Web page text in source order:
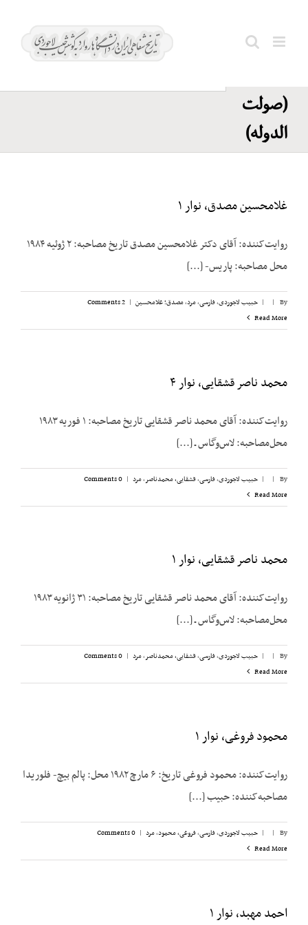
اسماعیل
(صولت
الدوله)
for:
غلامحسین مصدق، نوار ۱
روایت‌کننده: آقای دکتر غلامحسين مصدق تاریخ مصاحبه: ۲ ژوئیه ۱۹۸۴
محل مصاحبه: پاریس- [...]
By
|
| حبیب لاجوردی,فارسی,مرد,مصدق؛ غلامحسین |
2 Comments
Read More
محمد ناصر قشقایی، نوار ۴
روایت‌کننده: آقای محمد ناصر قشقایی تاریخ مصاحبه: ۱ فوریه ۱۹۸۳
محل‌مصاحبه: لاس‌وگاس ـ [...]
By
|
| حبیب لاجوردی,فارسی,قشقایی، محمدناصر,مرد |
0 Comments
Read More
محمد ناصر قشقایی، نوار ۱
روایت‌کننده: آقای محمد ناصر قشقایی تاریخ مصاحبه: ۳۱ ژانویه ۱۹۸۳
محل‌مصاحبه: لاس‌وگاس ـ [...]
By
|
| حبیب لاجوردی,فارسی,قشقایی، محمدناصر,مرد |
0 Comments
Read More
محمود فروغی، نوار ۱
روایت‌کننده: محمود فروغی تاریخ: ۶ مارچ ۱۹۸۲ محل: پالم بیچ- فلوریدا
مصاحبه‌کننده: حبیب [...]
By
|
| حبیب لاجوردی,فارسی,فروغی، محمود,مرد |
0 Comments
Read More
احمد مهبد، نوار ۱